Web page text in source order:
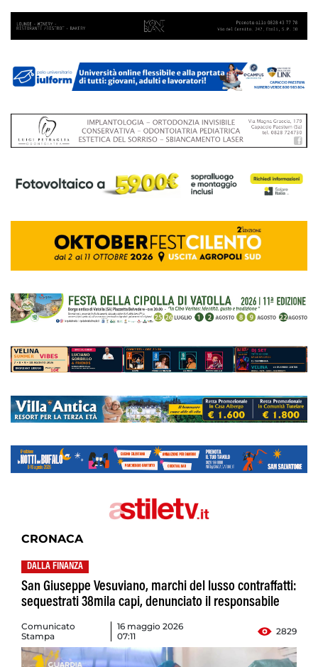
CRONACA
DALLA FINANZA
San Giuseppe Vesuviano, marchi del lusso contraffatti:
sequestrati 38mila capi, denunciato il responsabile
Comunicato
Stampa
16 maggio 2026
07:11
2829